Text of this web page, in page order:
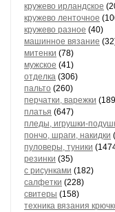
кружево ирландское
кружево ленточное
кружево разное (40)
машинное вязание
митенки (78)
мужское (41)
отделка (306)
пальто (260)
перчатки, варежки
платья (647)
пледы, игрушки-
пончо, шраги, накидки
пуловеры, туники
резинки (35)
с рисунками (182)
салфетки (228)
свитеры (158)
техника вязания